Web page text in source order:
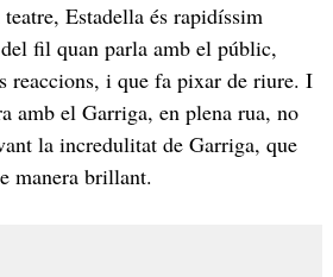
Estadella és rapidíssim
fil quan parla amb el públic,
reaccions, i que fa pixar de riure. I
amb el Garriga, en plena rua, no
la incredulitat de Garriga, que
manera brillant.